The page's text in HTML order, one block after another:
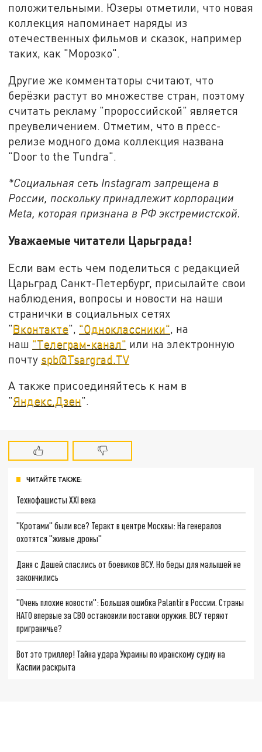
положительными. Юзеры отметили, что новая
коллекция напоминает наряды из
отечественных фильмов и сказок, например
таких, как "Морозко".
Другие же комментаторы считают, что
берёзки растут во множестве стран, поэтому
считать рекламу "пророссийской" является
преувеличением. Отметим, что в пресс-
релизе модного дома коллекция названа
"Door to the Tundra".
*Социальная сеть Instagram запрещена в
России, поскольку принадлежит корпорации
Meta, которая признана в РФ экстремистской.
Уважаемые читатели Царьграда!
Если вам есть чем поделиться с редакцией
Царьград Санкт-Петербург, присылайте свои
наблюдения, вопросы и новости на наши
странички в социальных сетях
"Вконтакте", "Одноклассники", на
наш "Телеграм-канал" или на электронную
почту spb@Tsargrad.TV
А также присоединяйтесь к нам в
"Яндекс.Дзен".
ЧИТАЙТЕ ТАКЖЕ:
Технофашисты XXI века
"Кротами" были все? Теракт в центре Москвы: На генералов
охотятся "живые дроны"
Даня с Дашей спаслись от боевиков ВСУ. Но беды для малышей не
закончились
"Очень плохие новости": Большая ошибка Palantir в России. Страны
НАТО впервые за СВО остановили поставки оружия. ВСУ теряют
приграничье?
Вот это триллер! Тайна удара Украины по иранскому судну на
Каспии раскрыта